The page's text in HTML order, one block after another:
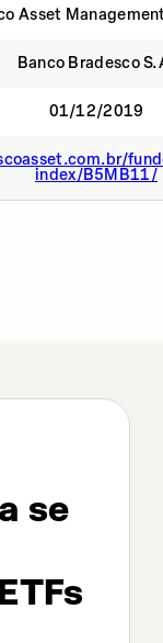
Asset
Banco Bradesco
01/12/2019
index/B5MB11/
se